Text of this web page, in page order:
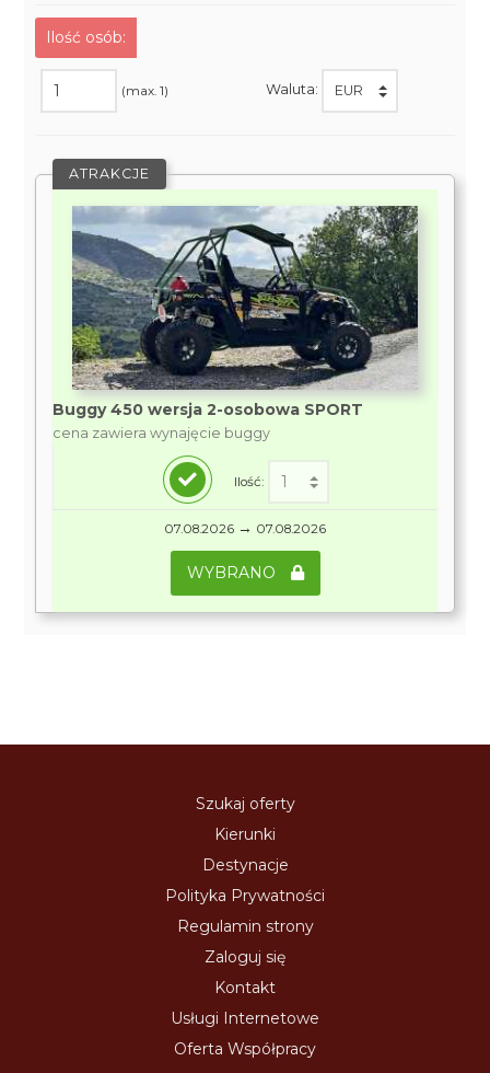
Ilość osób:
(max. 1) Waluta:
ATRAKCJE
Buggy 450 wersja 2-osobowa SPORT
cena zawiera wynajęcie buggy
Ilość:
07.08.2026 → 07.08.2026
WYBRANO
Szukaj oferty
Kierunki
Destynacje
Polityka Prywatności
Regulamin strony
Zaloguj się
Kontakt
Usługi Internetowe
Oferta Współpracy